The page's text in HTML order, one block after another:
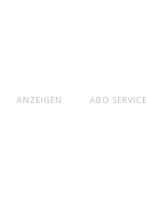
ANZEIGEN ABO SERVICE